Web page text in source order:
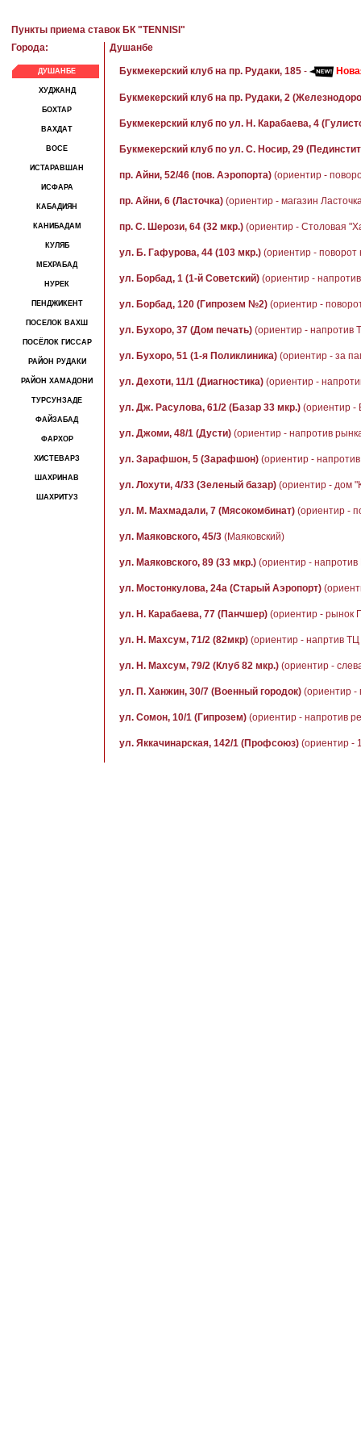
Пункты приема ставок БК "TENNISI"
Города:
ДУШАНБЕ
ХУДЖАНД
БОХТАР
ВАХДАТ
ВОСЕ
ИСТАРАВШАН
ИСФАРА
КАБАДИЯН
КАНИБАДАМ
КУЛЯБ
МЕХРАБАД
НУРЕК
ПЕНДЖИКЕНТ
ПОСЕЛОК ВАХШ
ПОСЁЛОК ГИССАР
РАЙОН РУДАКИ
РАЙОН ХАМАДОНИ
ТУРСУНЗАДЕ
ФАЙЗАБАД
ФАРХОР
ХИСТЕВАРЗ
ШАХРИНАВ
ШАХРИТУЗ
Душанбе
Букмекерский клуб на пр. Рудаки, 185 -
Букмекерский клуб на пр. Рудаки, 2
Букмекерский клуб по ул. Н. Карабаева, 4
Букмекерский клуб по ул. С. Носир, 29
пр. Айни, 52/46 (пов. Аэропорта) (ориентир -
пр. Айни, 6 (Ласточка) (ориентир - магазин
пр. С. Шерози, 64 (32 мкр.) (ориентир - Столовая
ул. Б. Гафурова, 44 (103 мкр.) (ориентир - поворот
ул. Борбад, 1 (1-й Советский) (ориентир -
ул. Борбад, 120 (Гипрозем №2) (ориентир -
ул. Бухоро, 37 (Дом печать) (ориентир - напротив
ул. Бухоро, 51 (1-я Поликлиника) (ориентир - за
ул. Дехоти, 11/1 (Диагностика) (ориентир -
ул. Дж. Расулова, 61/2 (Базар 33 мкр.) (ориентир -
ул. Джоми, 48/1 (Дусти) (ориентир - напротив
ул. Зарафшон, 5 (Зарафшон) (ориентир -
ул. Лохути, 4/33 (Зеленый базар) (ориентир - дом
ул. М. Махмадали, 7 (Мясокомбинат) (ориентир -
ул. Маяковского, 45/3 (Маяковский)
ул. Маяковского, 89 (33 мкр.) (ориентир - напротив
ул. Мостонкулова, 24а (Старый Аэропорт)
ул. Н. Карабаева, 77 (Панчшер) (ориентир - рынок
ул. Н. Махсум, 71/2 (82мкр) (ориентир - напртив ТЦ
ул. Н. Махсум, 79/2 (Клуб 82 мкр.) (ориентир -
ул. П. Ханжин, 30/7 (Военный городок) (ориентир -
ул. Сомон, 10/1 (Гипрозем) (ориентир - напротив
ул. Яккачинарская, 142/1 (Профсоюз) (ориентир -